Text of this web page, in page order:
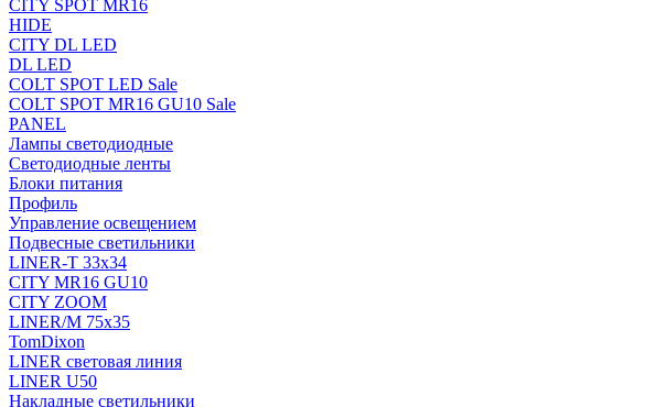
CITY SPOT MR16
HIDE
CITY DL LED
DL LED
COLT SPOT LED Sale
COLT SPOT MR16 GU10 Sale
PANEL
Лампы светодиодные
Светодиодные ленты
Блоки питания
Профиль
Управление освещением
Подвесные светильники
LINER-T 33x34
CITY MR16 GU10
CITY ZOOM
LINER/M 75х35
TomDixon
LINER световая линия
LINER U50
Накладные светильники